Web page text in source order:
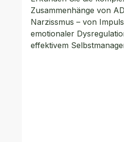
Zusammenhänge von
Narzissmus – von
emotionaler
effektivem